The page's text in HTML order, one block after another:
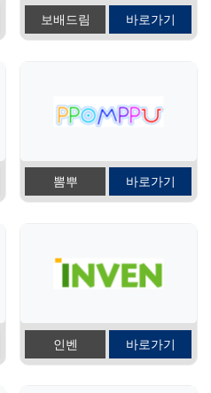
보배드림 바로가기
뽐뿌 바로가기
인벤 바로가기